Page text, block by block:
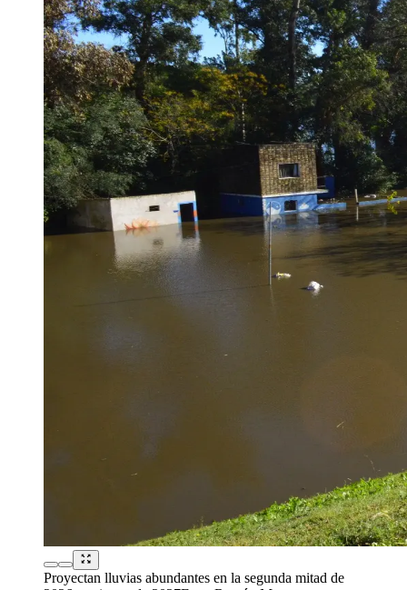
Proyectan lluvias abundantes en la segunda mitad de